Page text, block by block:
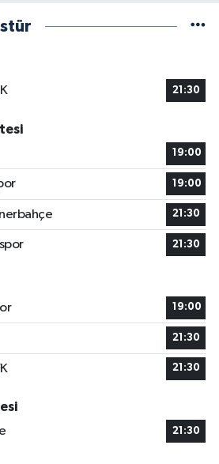
21:30
19:00
19:00
21:30
21:30
19:00
21:30
21:30
21:30